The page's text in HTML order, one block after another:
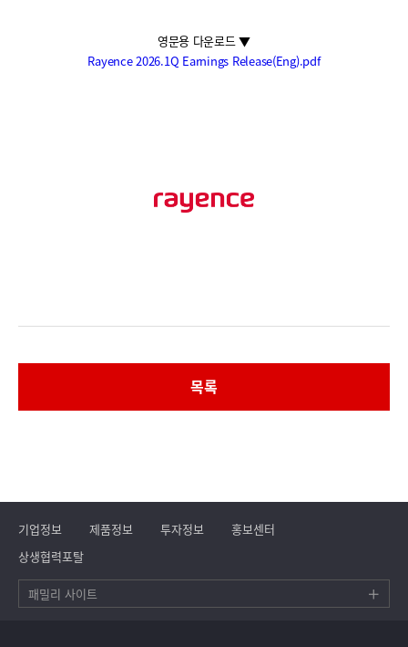
영문용 다운로드 ▼
Rayence 2026.1Q Earnings Release(Eng).pdf
목록
기업정보 제품정보 투자정보
홍보센터
상생협력포탈
패밀리 사이트